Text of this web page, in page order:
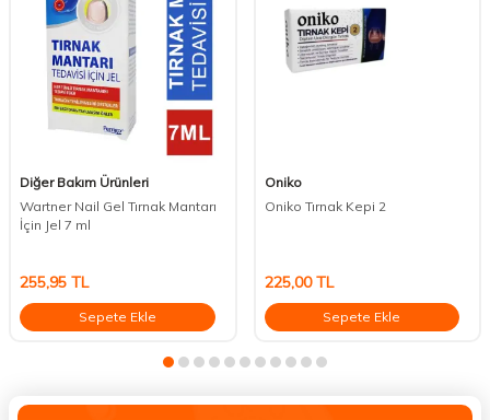
Diğer Bakım Ürünleri
Wartner Nail Gel Tırnak Mantarı
İçin Jel 7 ml
255,95 TL
Sepete Ekle
Oniko
Oniko Tırnak Kepi 2
225,00TL
Sepete Ekle